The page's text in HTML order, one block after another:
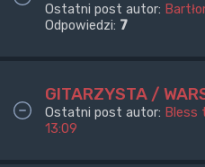
Ostatni post autor:
Odpowiedzi: 7
GITARZYSTA /
Ostatni post autor: Bless
13:09